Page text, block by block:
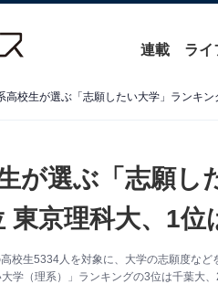
連載 ライ
高校生が選ぶ「志願したい大学」ランキ
が選ぶ「志願し
東京理科大、1位
校生5334人を対象に、大学の志願度な
学（理系）」ランキングの3位は千葉大